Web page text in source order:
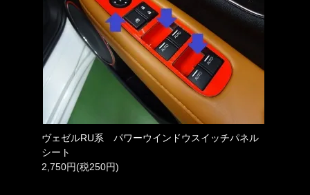
ヴェゼルRU系 パワーウインドウスイッチパネル
シート
2,750円(税250円)